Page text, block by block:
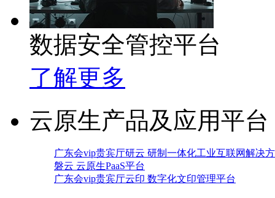
数据安全管控平台
了解更多
云原生产品及应用平台
广东会vip贵宾厅研云 研制一体化工业互联网解决
磐云 云原生PaaS平台
广东会vip贵宾厅云印 数字化文印管理平台